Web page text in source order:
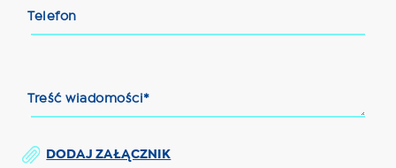
Telefon
Treść wiadomości*
DODAJ ZAŁĄCZNIK